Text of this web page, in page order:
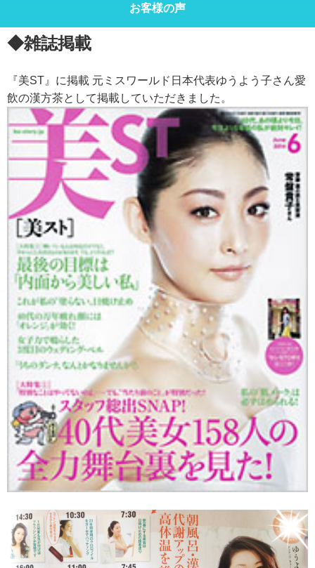
お客様の声
◆雑誌掲載
『美ST』に掲載 元ミスワールド日本代表ゆうよう子さん愛
飲の漢方茶として掲載していただきました。